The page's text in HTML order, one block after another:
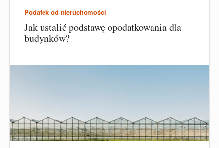
Podatek od nieruchomości
Jak ustalić podstawę opodatkowania dla
budynków?